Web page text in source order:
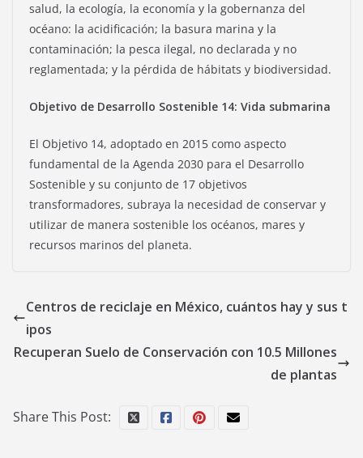
salud, la ecología, la economía y la gobernanza del
océano: la acidificación; la basura marina y la
contaminación; la pesca ilegal, no declarada y no
reglamentada; y la pérdida de hábitats y biodiversidad.
Objetivo de Desarrollo Sostenible 14: Vida submarina
El Objetivo 14, adoptado en 2015 como aspecto
fundamental de la Agenda 2030 para el Desarrollo
Sostenible y su conjunto de 17 objetivos
transformadores, subraya la necesidad de conservar y
utilizar de manera sostenible los océanos, mares y
recursos marinos del planeta.
Centros de reciclaje en México, cuántos hay y sus t
ipos
Recuperan Suelo de Conservación con 10.5 Millones
de plantas
Share This Post: